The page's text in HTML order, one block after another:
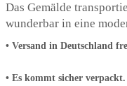
Das Gemälde
wunderbar in eine
• Versand in Deutschland
• Es kommt sicher verpackt.